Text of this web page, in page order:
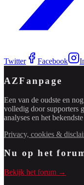
Twitter Facebook
AZFanpage
Een van de oudste en
volledig door supporters
analyses en het
Privacy, cookies &
Nu op het
Bekijk het forum →